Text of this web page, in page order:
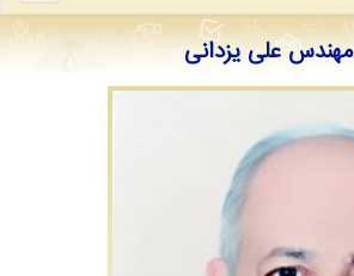
مهندس علی یزدانی